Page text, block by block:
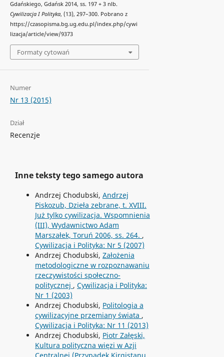
Gdańskiego, Gdańsk 2014, ss. 197 + 3 nlb.
Cywilizacja I Polityka, (13), 297–300. Pobrano z
https://czasopisma.bg.ug.edu.pl/index.php/cywi
lizacja/article/view/9373
Formaty cytowań
Numer
Nr 13 (2015)
Dział
Recenzje
Inne teksty tego samego autora
Andrzej Chodubski, Andrzej
Piskozub, Dzieła zebrane, t. XVIII.
Już tylko cywilizacja. Wspomnienia
(III), Wydawnictwo Adam
Marszałek, Toruń 2006, ss. 264. ,
Cywilizacja i Polityka: Nr 5 (2007)
Andrzej Chodubski, Założenia
metodologiczne w rozpoznawaniu
rzeczywistości społeczno-
politycznej , Cywilizacja i Polityka:
Nr 1 (2003)
Andrzej Chodubski, Politologia a
cywilizacyjne przemiany świata ,
Cywilizacja i Polityka: Nr 11 (2013)
Andrzej Chodubski, Piotr Załęski,
Kultura polityczna więzi w Azji
Centralnej (Przypadek Kirgistanu